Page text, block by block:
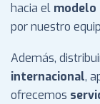
hacia el modelo
por nuestro
Además,
internacional,
ofrecemos